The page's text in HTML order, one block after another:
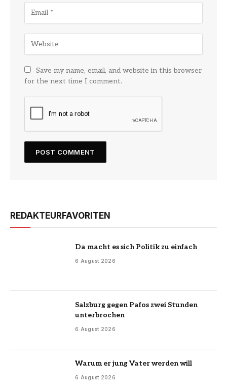
Save my name, email, and website in this browser
for the next time I comment.
REDAKTEURFAVORITEN
Da macht es sich Politik zu einfach
6 August 2026
Salzburg gegen Pafos zwei Stunden
unterbrochen
6 August 2026
Warum er jung Vater werden will
6 August 2026